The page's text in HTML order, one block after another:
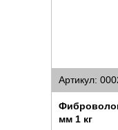
Артикул:
мм 1 кг